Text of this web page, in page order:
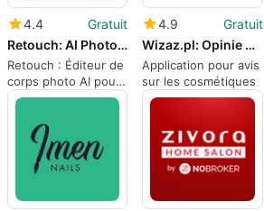
4.4
Gratuit
Retouch: AI Photo Body Editor
Retouch : Éditeur de
corps photo AI pour
des images sociales
4.9
Gratuit
Wizaz.pl: Opinie o kosmetykach
Application pour avis
sur les cosmétiques